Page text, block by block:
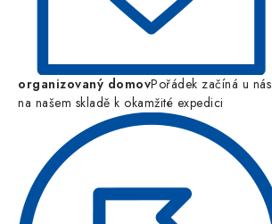
organizovaný domovPořádek začíná u
na našem skladě k okamžité expedici